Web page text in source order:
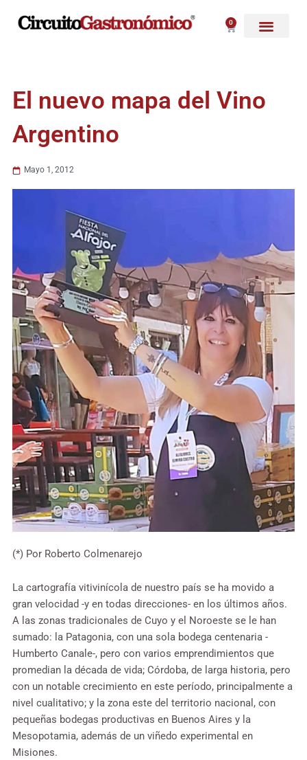
0
Carrito
El nuevo mapa del Vino
Argentino
Mayo 1, 2012
(*) Por Roberto Colmenarejo
La cartografía vitivinícola de nuestro país se ha movido a
gran velocidad -y en todas direcciones- en los últimos años.
A las zonas tradicionales de Cuyo y el Noroeste se le han
sumado: la Patagonia, con una sola bodega centenaria -
Humberto Canale-, pero con varios emprendimientos que
promedian la década de vida; Córdoba, de larga historia, pero
con un notable crecimiento en este período, principalmente a
nivel cualitativo; y la zona este del territorio nacional, con
pequeñas bodegas productivas en Buenos Aires y la
Mesopotamia, además de un viñedo experimental en
Misiones.